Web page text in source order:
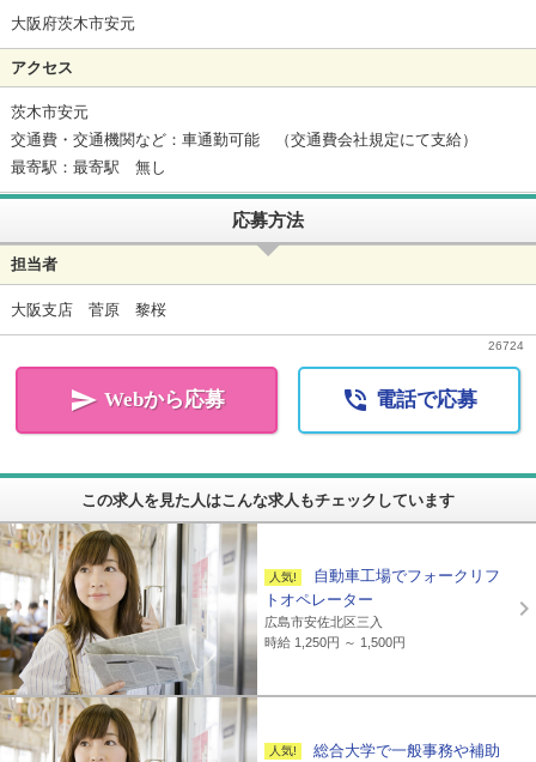
大阪府茨木市安元
アクセス
茨木市安元
交通費・交通機関など：車通勤可能 （交通費会社規定にて支給）
最寄駅：最寄駅 無し
応募方法
担当者
大阪支店 菅原 黎桜
26724
 Webから応募  電話で応募
この求人を見た人はこんな求人もチェックしています
自動車工場でフォークリフ
トオペレーター
広島市安佐北区三入
時給 1,250円 ～ 1,500円
総合大学で一般事務や補助